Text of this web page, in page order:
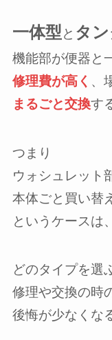
一体型と タ
機能部が便器と
修理費が高く 、
まるごと交換す
つまり
ウォシュレット
本体ごと買い替
というケースは
どのタイプを選
修理や交換の時
後悔が少なくな